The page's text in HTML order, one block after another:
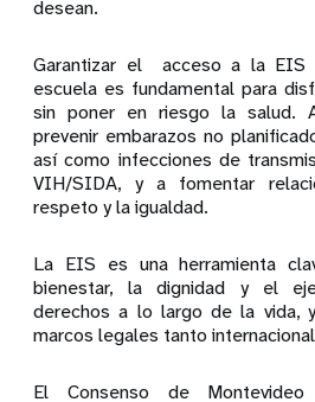
desean.
Garantizar el acceso a la
escuela es fundamental para
sin poner en riesgo la salud.
prevenir embarazos no
así como infecciones de
VIH/SIDA, y a fomentar
respeto y la igualdad.
La EIS es una herramienta
bienestar, la dignidad y el
derechos a lo largo de la vida,
marcos legales tanto
El Consenso de